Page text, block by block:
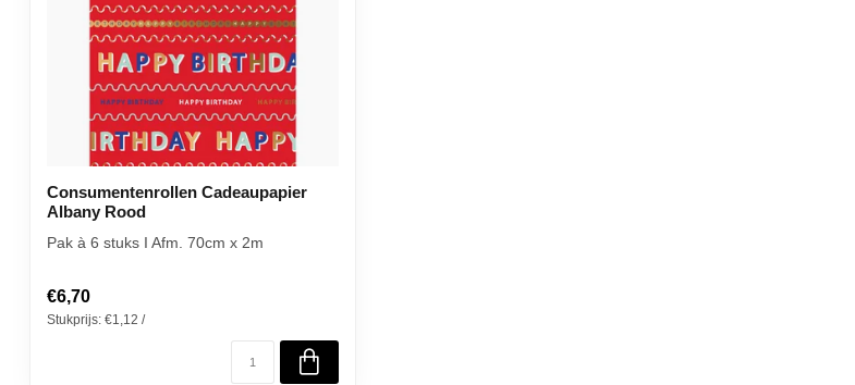
Consumentenrollen Cadeaupapier
Albany Rood
Pak à 6 stuks I Afm. 70cm x 2m
€6,70
Stukprijs: €1,12 /